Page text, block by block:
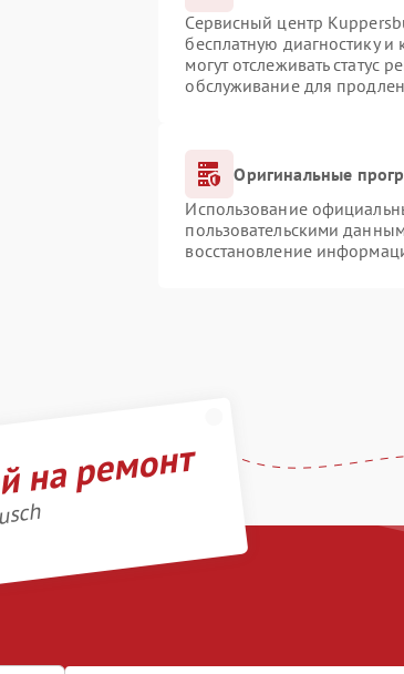
Сервисный центр
бесплатную диагностику
могут отслеживать статус
обслуживание для
Оригинальные
Использование
пользовательскими
восстановление
на ремонт